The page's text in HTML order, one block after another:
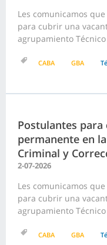
Les comunicamos
para cubrir una
agrupamiento
CABA GBA
Postulantes
permanente en
Criminal y
2-07-2026
Les comunicamos
para cubrir una
agrupamiento
CABA GBA